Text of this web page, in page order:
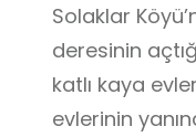
Solaklar
deresinin
katlı kaya
evlerinin